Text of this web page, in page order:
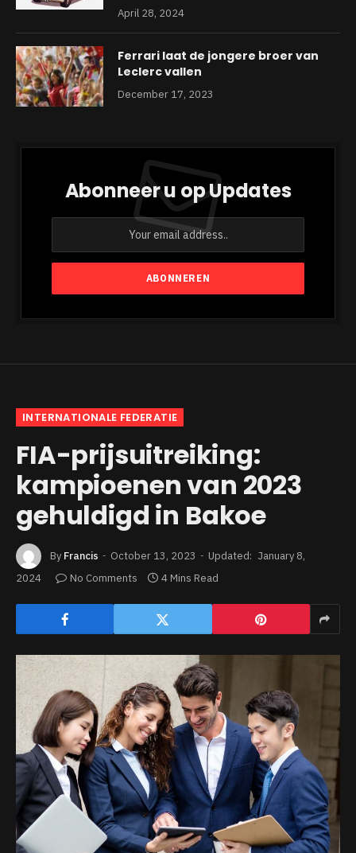
April 28, 2024
Ferrari laat de jongere broer van
Leclerc vallen
December 17, 2023
Abonneer u op Updates
INTERNATIONALE FEDERATIE
FIA-prijsuitreiking:
kampioenen van 2023
gehuldigd in Bakoe
By Francis October 13, 2023 Updated: January 8,
2024
No Comments 4 Mins Read